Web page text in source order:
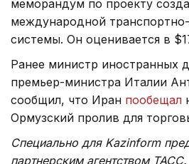
меморандум по проекту
международной
системы. Он оценивается в
Ранее министр иностранных
премьер-министра Италии
сообщил, что Иран пообещал
Ормузский пролив для
Специально для Kazinform
партнерским агентством ТАСС.